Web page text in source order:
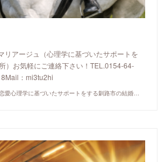
リアージュ（心理学に基づいたサポートを
）お気軽にご連絡下さい！TEL.0154-64-
：mi3tu2hi